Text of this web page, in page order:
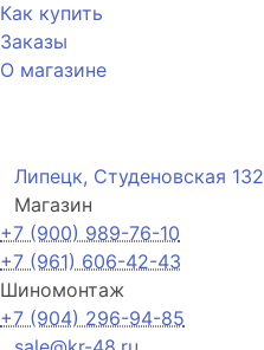
Как купить
Заказы
О магазине
Липецк, Студеновская 132
Магазин
+7 (900) 989-76-10
+7 (961) 606-42-43
Шиномонтаж
+7 (904) 296-94-85